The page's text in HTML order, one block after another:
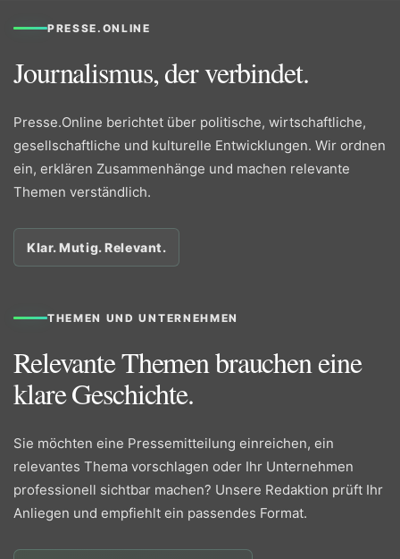
PRESSE.ONLINE
Journalismus, der verbindet.
Presse.Online berichtet über politische, wirtschaftliche,
gesellschaftliche und kulturelle Entwicklungen. Wir ordnen
ein, erklären Zusammenhänge und machen relevante
Themen verständlich.
Klar. Mutig. Relevant.
THEMEN UND UNTERNEHMEN
Relevante Themen brauchen eine
klare Geschichte.
Sie möchten eine Pressemitteilung einreichen, ein
relevantes Thema vorschlagen oder Ihr Unternehmen
professionell sichtbar machen? Unsere Redaktion prüft Ihr
Anliegen und empfiehlt ein passendes Format.